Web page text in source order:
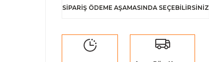
SİPARİŞ ÖDEME AŞAMASINDA SEÇEBİLİRSİNİZ